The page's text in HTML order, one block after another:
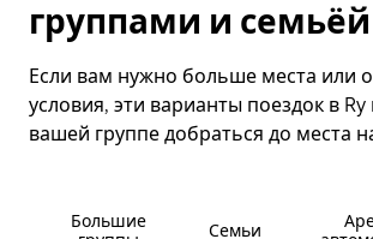
группами и семьёй
Если вам нужно больше места или
условия, эти варианты поездок в
вашей группе добраться до места
Большие
Семьи